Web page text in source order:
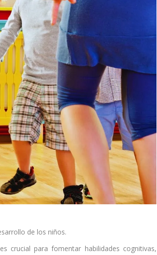
de los niños.
crucial para fomentar habilidades cognitivas,